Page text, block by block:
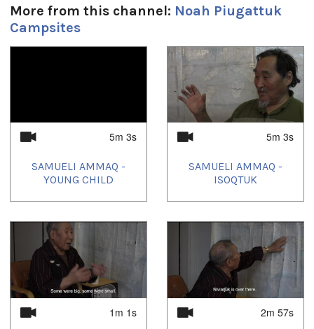
More from this channel: Noah Piugattuk
Campsites
5m 3s
SAMUELI AMMAQ -
YOUNG CHILD
5m 3s
SAMUELI AMMAQ -
ISOQTUK
1m 1s 2m 57s